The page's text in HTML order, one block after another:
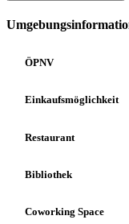
ÖPNV
Einkaufsmöglichkeit
Restaurant
Bibliothek
Coworking Space